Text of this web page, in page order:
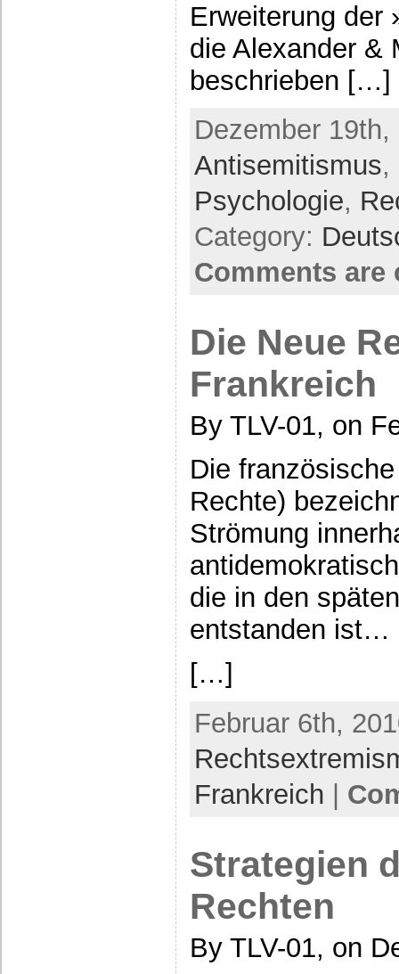
Erweiterung der
die Alexander &
beschrieben […]
Dezember 19th,
Antisemitismus,
Psychologie,
Category:
Comments are
Die Neue
Frankreich
By TLV-01, on
Die französische
Rechte)
Strömung
die in den
entstanden ist…
[…]
Februar 6th,
Frankreich
Strategien
Rechten
By TLV-01, on